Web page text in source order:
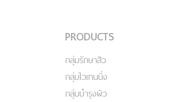
PRODUCTS
กลุ่มรักษาสิว
กลุ่มไวเทนนิ่ง
กลุ่มบำรุงผิว